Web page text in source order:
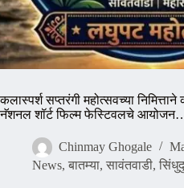
कलास्पर्श सप्तरंगी महोत्सवच्या
नॅशनल शॉर्ट फिल्म फेस्टिवलचे
Chinmay Ghogale
News, बातम्या, सावंतवाडी,